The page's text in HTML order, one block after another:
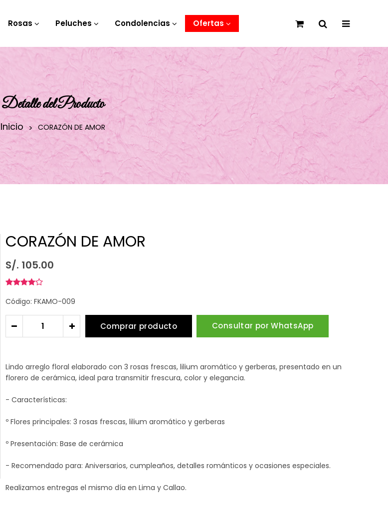
Rosas Peluches Condolencias Ofertas
Detalle del Producto
Inicio CORAZÓN DE AMOR
CORAZÓN DE AMOR
S/. 105.00
Código: FKAMO-009
- + Comprar producto Consultar por WhatsApp
Lindo arreglo floral elaborado con 3 rosas frescas, lilium aromático y gerberas, presentado en un
florero de cerámica, ideal para transmitir frescura, color y elegancia.
- Características:
º Flores principales: 3 rosas frescas, lilium aromático y gerberas
º Presentación: Base de cerámica
- Recomendado para: Aniversarios, cumpleaños, detalles románticos y ocasiones especiales.
Realizamos entregas el mismo día en Lima y Callao.